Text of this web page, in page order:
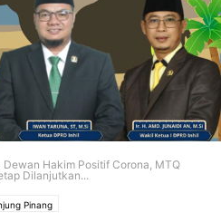
Dewan Hakim Positif Corona, MTQ
Dilanjutkan...
Pinang